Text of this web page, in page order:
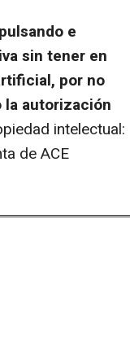
e
sin tener en
por no
la autorización
intelectual:
de ACE